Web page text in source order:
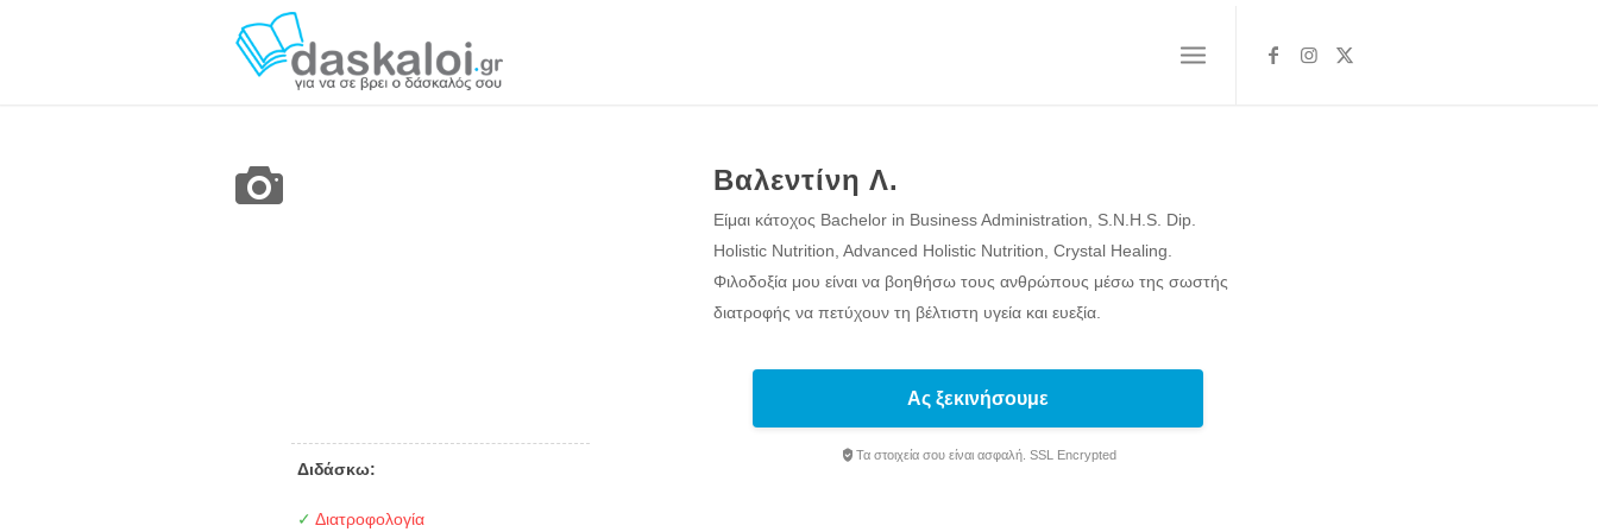
Βαλεντίνη Λ.
Είμαι κάτοχος Bachelor in Business Administration, S.N.H.S. Dip.
Holistic Nutrition, Advanced Holistic Nutrition, Crystal Healing.
Φιλοδοξία μου είναι να βοηθήσω τους ανθρώπους μέσω της σωστής
διατροφής να πετύχουν τη βέλτιστη υγεία και ευεξία.
Διδάσκω:
✓ Διατροφολογία
Ας ξεκινήσουμε
Τα στοιχεία σου είναι ασφαλή. SSL Encrypted